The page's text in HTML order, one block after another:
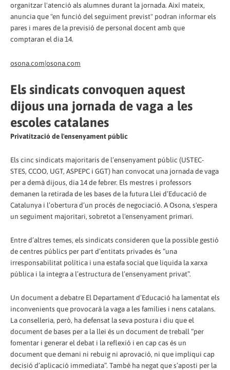
organitzar l'atenció als alumnes durant la jornada. Així mateix,
anuncia que "en funció del seguiment previst" podran informar els
pares i mares de la previsió de personal docent amb que
comptaran el dia 14.
osona.com|osona.com
Els sindicats convoquen aquest
dijous una jornada de vaga a les
escoles catalanes
Privatització de l'ensenyament públic
Els cinc sindicats majoritaris de l’ensenyament públic (USTEC-
STES, CCOO, UGT, ASPEPC i GGT) han convocat una jornada de vaga
per a demà dijous, dia 14 de febrer. Els mestres i professors
demanen la retirada de les bases de la futura Llei d’Educació de
Catalunya i l’obertura d’un procés de negociació. A Osona, s'espera
un seguiment majoritari, sobretot a l'ensenyament primari.
Entre d’altres temes, els sindicats consideren que la possible gestió
de centres públics per part d’entitats privades és “una
irresponsabilitat política i una estafa social que liquida la xarxa
pública i la integra a l’estructura de l’ensenyament privat”.
Un document a debatre El Departament d’Educació ha lamentat els
inconvenients que provocarà la vaga a les famílies i nens catalans.
La conselleria, però, ha defensat la seva postura i diu que el
document de bases per a la llei és un document de treball “per
fomentar i generar el debat i la reflexió i en cap cas és un
document que demani ni rebuig ni aprovació, ni que impliqui cap
decisió d’aplicació immediata”. També ha negat que s’aposti per la